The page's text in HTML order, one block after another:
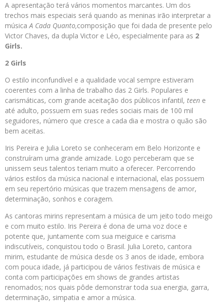
A apresentação terá vários momentos marcantes. Um dos
trechos mais especiais será quando as meninas irão interpretar a
músicaA Cada Quanto,composição que foi dada de presente pelo
Victor Chaves, da dupla Victor e Léo, especialmente para as 2
Girls.
2 Girls
O estilo inconfundível e a qualidade vocal sempre estiveram
coerentes com a linha de trabalho das 2 Girls. Populares e
carismáticas, com grande aceitação dos públicos infantil, teen e
até adulto, possuem em suas redes sociais mais de 100 mil
seguidores, número que cresce a cada dia e mostra o quão são
bem aceitas.
Iris Pereira e Julia Loreto se conheceram em Belo Horizonte e
construíram uma grande amizade. Logo perceberam que se
unissem seus talentos teriam muito a oferecer. Percorrendo
vários estilos da música nacional e internacional, elas possuem
em seu repertório músicas que trazem mensagens de amor,
determinação, sonhos e coragem.
As cantoras mirins representam a música de um jeito todo meigo
e com muito estilo. Iris Pereira é dona de uma voz doce e
potente que, juntamente com sua meiguice e carisma
indiscutíveis, conquistou todo o Brasil. Julia Loreto, cantora
mirim, estudante de música desde os 3 anos de idade, embora
com pouca idade, já participou de vários festivais de música e
conta com participações em shows de grandes artistas
renomados; nos quais pôde demonstrar toda sua energia, garra,
determinação, simpatia e amor a música.